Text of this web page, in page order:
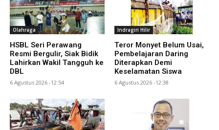
Olahraga
HSBL Seri Perawang
Resmi Bergulir, Siak Bidik
Lahirkan Wakil Tangguh ke
DBL
6 Agustus 2026 -12:54
Indragiri Hilir
Teror Monyet Belum Usai,
Pembelajaran Daring
Diterapkan Demi
Keselamatan Siswa
6 Agustus 2026 -12:38